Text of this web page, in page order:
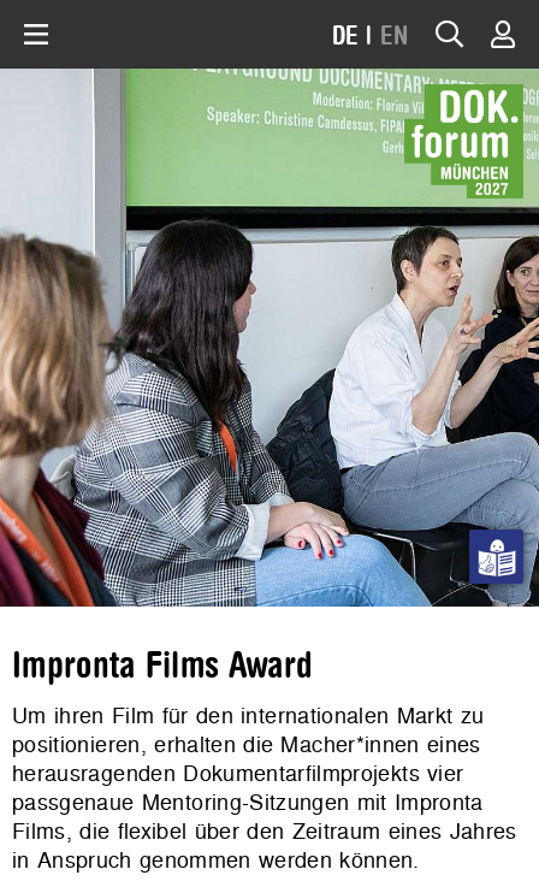
DE | EN
Impronta Films Award
Um ihren Film für den internationalen Markt zu
positionieren, erhalten die Macher*innen eines
herausragenden Dokumentarfilmprojekts vier
passgenaue Mentoring-Sitzungen mit Impronta
Films, die flexibel über den Zeitraum eines Jahres
in Anspruch genommen werden können.